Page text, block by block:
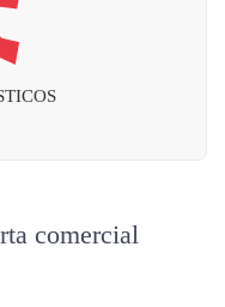
comercial